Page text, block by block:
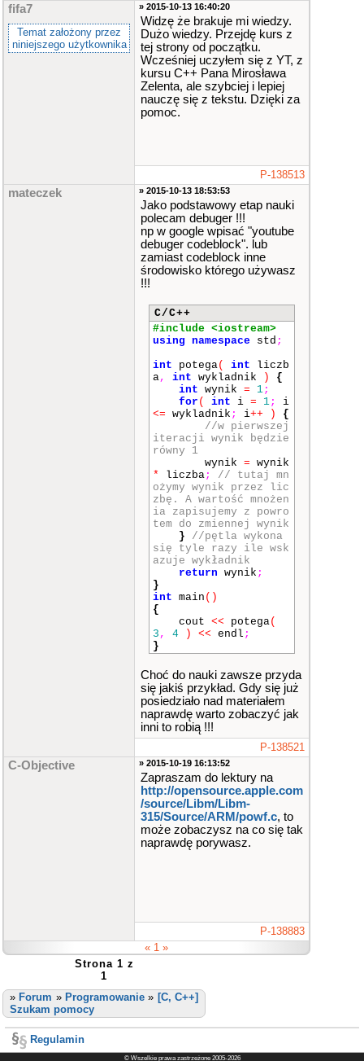
fifa7
Temat założony przez
niniejszego użytkownika
» 2015-10-13 16:40:20
Widzę że brakuje mi wiedzy.
Dużo wiedzy. Przejdę kurs z
tej strony od początku.
Wcześniej uczyłem się z YT, z
kursu C++ Pana Mirosława
Zelenta, ale szybciej i lepiej
nauczę się z tekstu. Dzięki za
pomoc.
P-138513
mateczek » 2015-10-13 18:53:53
Jako podstawowy etap nauki
polecam debuger !!!
np w google wpisać "youtube
debuger codeblock". lub
zamiast codeblock inne
środowisko którego używasz
!!!
C/C++
#include <iostream>
using namespace std ;
int potega( int liczb
a, int wykladnik )
{
int wynik = 1;
for ( int i = 1;
i
<= wykladnik ; i++ )
{
//w pierwszej
iteracji wynik będzie
równy 1
wynik = wynik
*
liczba;
// tutaj mn
ożymy wynik przez lic
zbę. A wartość mnożen
ia zapisujemy z powro
tem do zmiennej wynik
}
//pętla wykona
się tyle razy ile wsk
azuje wykładnik
return wynik ;
}
int main ()
{
cout << potega(
3 , 4 ) << endl ;
}
Choć do nauki zawsze przyda
się jakiś przykład. Gdy się już
posiedziało nad materiałem
naprawdę warto zobaczyć jak
inni to robią !!!
P-138521
C-Objective » 2015-10-19 16:13:52
Zapraszam do lektury na
http://opensource.apple.com​
/source/Libm/Libm-
315/Source​/ARM/powf.c, to
może zobaczysz na co się tak
naprawdę porywasz.
P-138883
« 1 »
Strona 1 z
1
» Forum » Programowanie » [C, C++]
Szukam pomocy
Regulamin
© Wszelkie prawa zastrzeżone 2005-2026